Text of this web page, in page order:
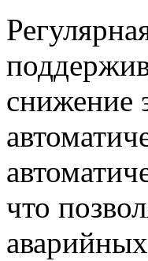
снижение
что